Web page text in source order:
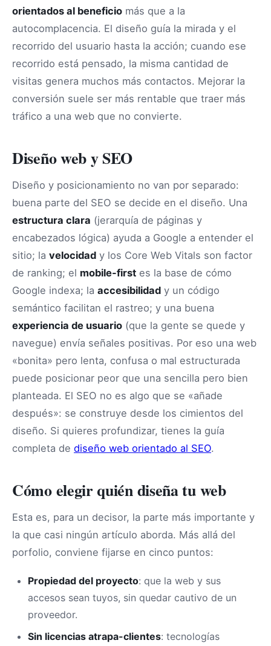
orientados al beneficio más que a la
autocomplacencia. El diseño guía la mirada y el
recorrido del usuario hasta la acción; cuando ese
recorrido está pensado, la misma cantidad de
visitas genera muchos más contactos. Mejorar la
conversión suele ser más rentable que traer más
tráfico a una web que no convierte.
Diseño web y SEO
Diseño y posicionamiento no van por separado:
buena parte del SEO se decide en el diseño. Una
estructura clara (jerarquía de páginas y
encabezados lógica) ayuda a Google a entender el
sitio; la velocidad y los Core Web Vitals son factor
de ranking; el mobile-first es la base de cómo
Google indexa; la accesibilidad y un código
semántico facilitan el rastreo; y una buena
experiencia de usuario (que la gente se quede y
navegue) envía señales positivas. Por eso una web
«bonita» pero lenta, confusa o mal estructurada
puede posicionar peor que una sencilla pero bien
planteada. El SEO no es algo que se «añade
después»: se construye desde los cimientos del
diseño. Si quieres profundizar, tienes la guía
completa de diseño web orientado al SEO.
Cómo elegir quién diseña tu web
Esta es, para un decisor, la parte más importante y
la que casi ningún artículo aborda. Más allá del
porfolio, conviene fijarse en cinco puntos:
Propiedad del proyecto: que la web y sus
accesos sean tuyos, sin quedar cautivo de un
proveedor.
Sin licencias atrapa-clientes: tecnologías